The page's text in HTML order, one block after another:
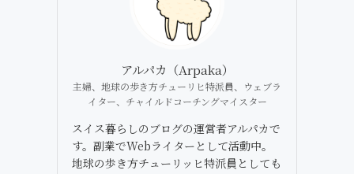
アルパカ（Arpaka）
主婦、地球の歩き方チューリヒ特派員、ウェブラ
イター、チャイルドコーチングマイスター
スイス暮らしのブログの運営者アルパカで
す。副業でWebライターとして活動中。
地球の歩き方チューリッヒ特派員としても